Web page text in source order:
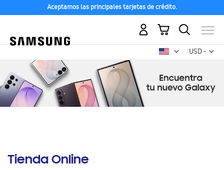
Aceptamos las principales tarjetas de crédito.
USD -
dólar
Mi carrito
Tienda Online